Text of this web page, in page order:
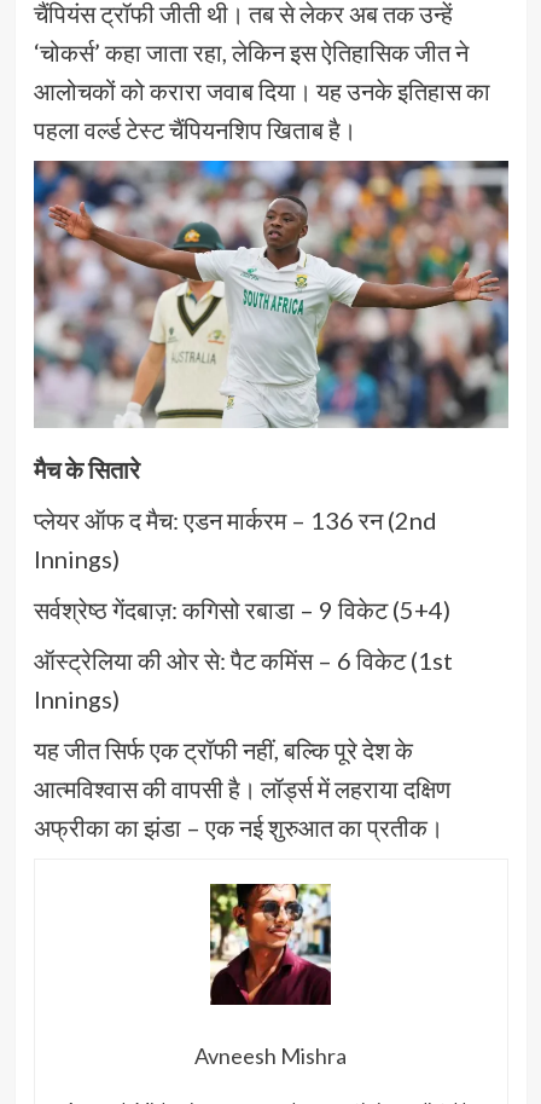
चैंपियंस ट्रॉफी जीती थी। तब से लेकर अब तक उन्हें
‘चोकर्स’ कहा जाता रहा, लेकिन इस ऐतिहासिक जीत ने
आलोचकों को करारा जवाब दिया। यह उनके इतिहास का
पहला वर्ल्ड टेस्ट चैंपियनशिप खिताब है।
मैच के सितारे
प्लेयर ऑफ द मैच: एडन मार्करम – 136 रन (2nd
Innings)
सर्वश्रेष्ठ गेंदबाज़: कगिसो रबाडा – 9 विकेट (5+4)
ऑस्ट्रेलिया की ओर से: पैट कमिंस – 6 विकेट (1st
Innings)
यह जीत सिर्फ एक ट्रॉफी नहीं, बल्कि पूरे देश के
आत्मविश्वास की वापसी है। लॉर्ड्स में लहराया दक्षिण
अफ्रीका का झंडा – एक नई शुरुआत का प्रतीक।
Avneesh Mishra